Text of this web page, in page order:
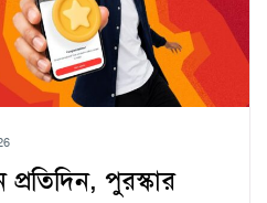
প্রতিদিন, পুরস্কার